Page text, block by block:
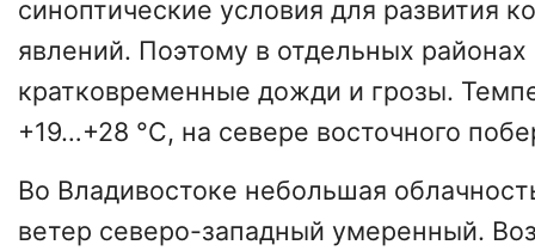
синоптические условия для развития
явлений. Поэтому в отдельных районах
кратковременные дожди и грозы.
+19…+28 °C, на севере восточного
Во Владивостоке небольшая
ветер северо-западный умеренный.